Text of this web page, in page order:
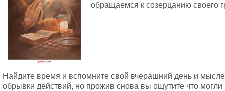
обращаемся к созерцанию своего
Найдите время и вспомните свой вчерашний день и
обрывки действий, но прожив снова вы ощутите что могли